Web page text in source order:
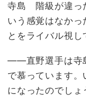
寺島 階級が違っ
いう感覚はなかっ
とをライバル視し
――直野選手は寺
で慕っています
になったのでしょ